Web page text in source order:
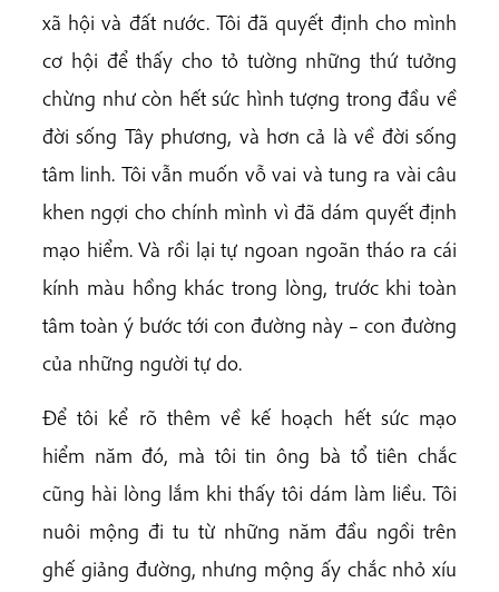
xã hội và đất nước. Tôi đã quyết định cho mình
cơ hội để thấy cho tỏ tường những thứ tưởng
chừng như còn hết sức hình tượng trong đầu về
đời sống Tây phương, và hơn cả là về đời sống
tâm linh. Tôi vẫn muốn vỗ vai và tung ra vài câu
khen ngợi cho chính mình vì đã dám quyết định
mạo hiểm. Và rồi lại tự ngoan ngoãn tháo ra cái
kính màu hồng khác trong lòng, trước khi toàn
tâm toàn ý bước tới con đường này – con đường
của những người tự do.
Để tôi kể rõ thêm về kế hoạch hết sức mạo
hiểm năm đó, mà tôi tin ông bà tổ tiên chắc
cũng hài lòng lắm khi thấy tôi dám làm liều. Tôi
nuôi mộng đi tu từ những năm đầu ngồi trên
ghế giảng đường, nhưng mộng ấy chắc nhỏ xíu